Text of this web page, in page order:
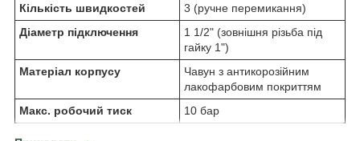
Кількість швидкостей
3 (ручне перемикання)
Діаметр підключення
1 1/2" (зовнішня різьба під
гайку 1")
Матеріал корпусу
Чавун з антикорозійним
лакофарбовим покриттям
Макс. робочий тиск
10 бар